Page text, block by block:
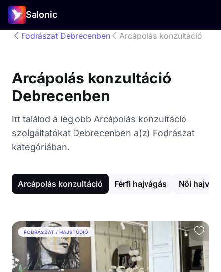
Salonic
Fodrászat Debrecenben Arcápolás konzultáció
Arcápolás konzultáció
Debrecenben
Itt találod a legjobb Arcápolás konzultáció
szolgáltatókat Debrecenben a(z) Fodrászat
kategóriában.
Arcápolás konzultáció Férfi hajvágás Női
FODRÁSZAT / HAJSTÚDIÓ